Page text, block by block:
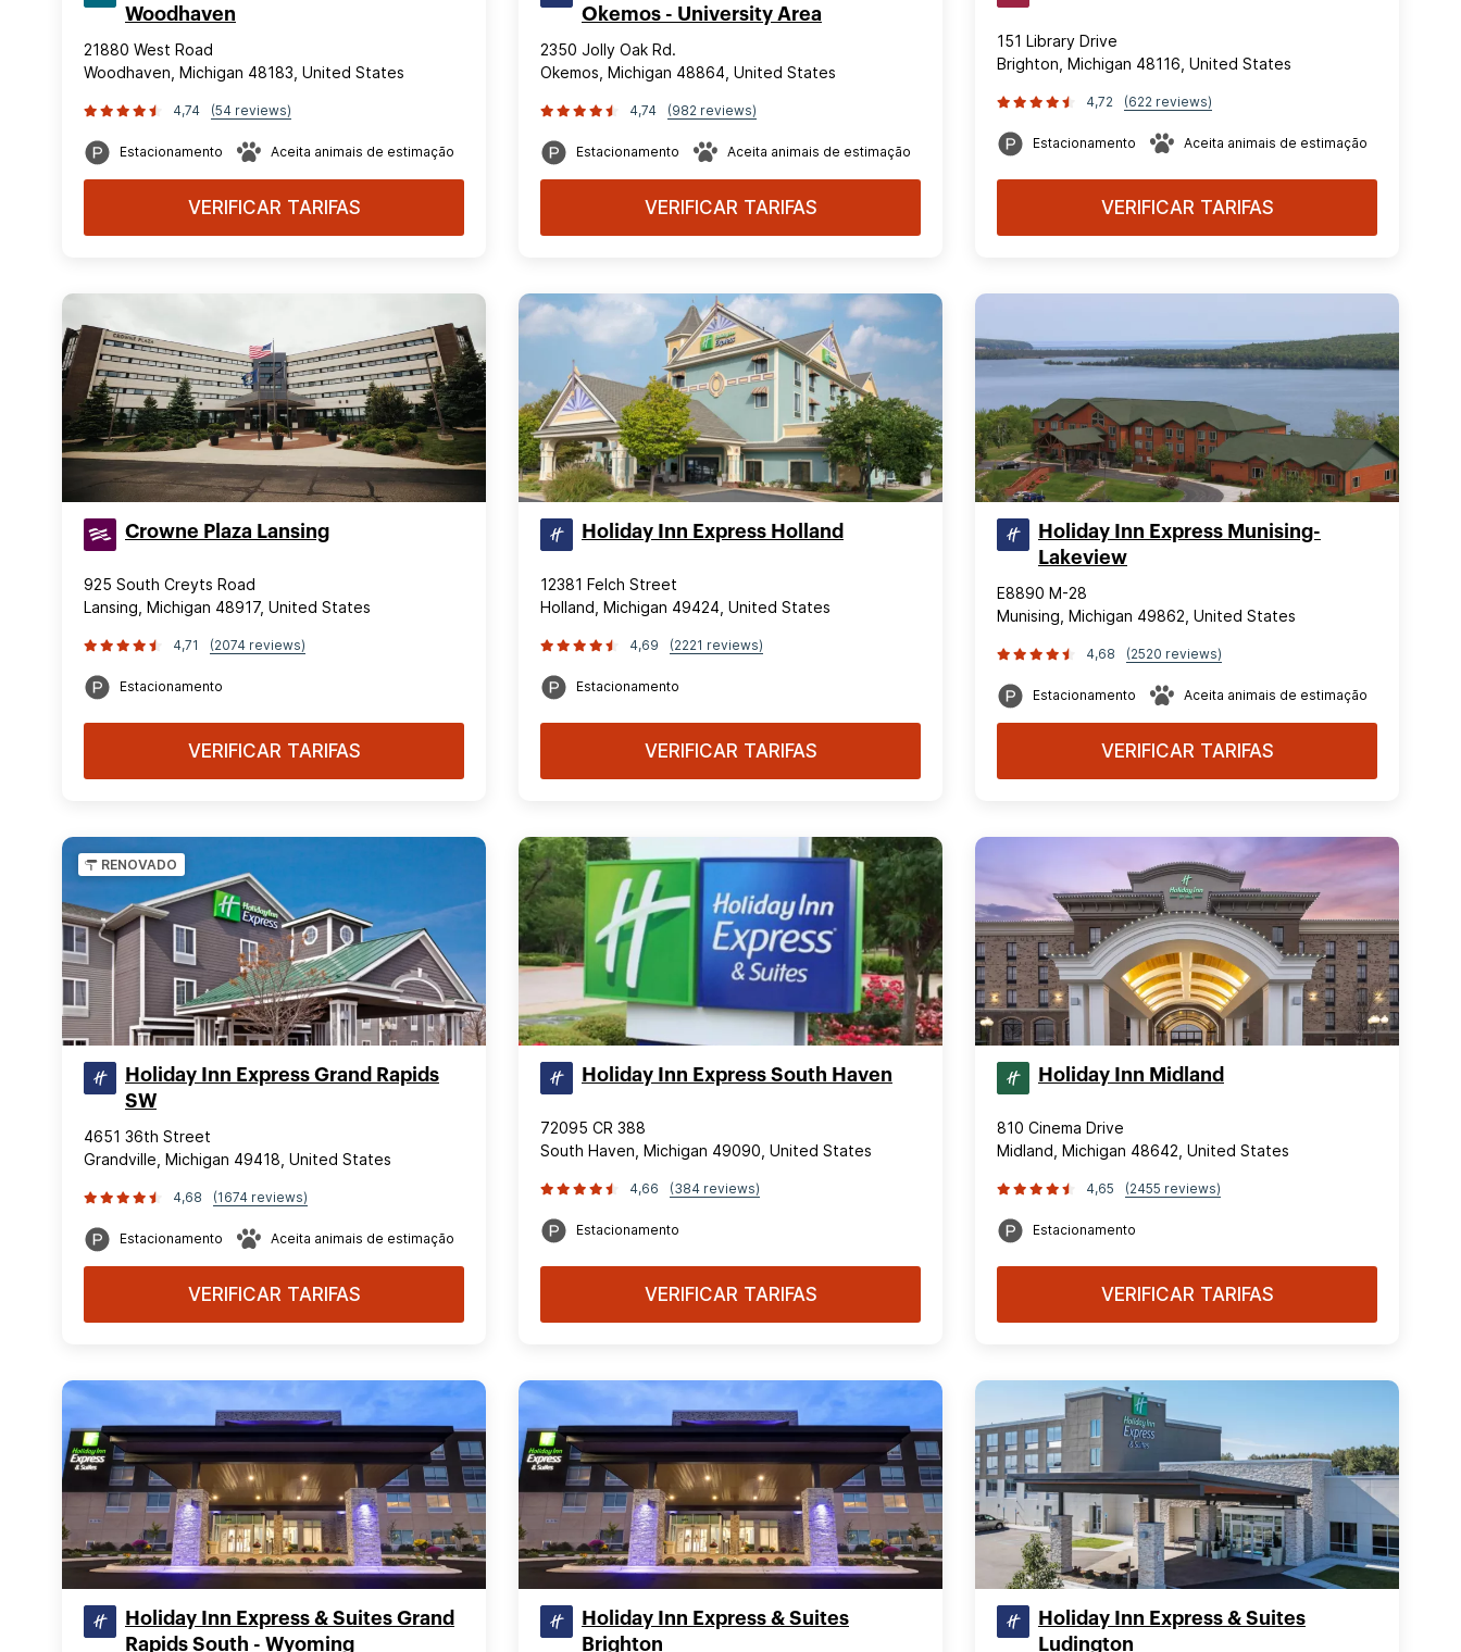
Woodhaven
21880 West Road
Woodhaven, Michigan 48183, United States
4,74 (54 reviews)
Estacionamento Aceita animais de estimação
VERIFICAR TARIFAS
Okemos - University Area
2350 Jolly Oak Rd.
Okemos, Michigan 48864, United States
4,74 (982 reviews)
Estacionamento Aceita animais de estimação
VERIFICAR TARIFAS
151 Library Drive
Brighton, Michigan 48116, United States
4,72 (622 reviews)
Estacionamento Aceita animais de estimação
VERIFICAR TARIFAS
Crowne Plaza Lansing
925 South Creyts Road
Lansing, Michigan 48917, United States
4,71 (2074 reviews)
Estacionamento
VERIFICAR TARIFAS
Holiday Inn Express Holland
12381 Felch Street
Holland, Michigan 49424, United States
4,69 (2221 reviews)
Estacionamento
VERIFICAR TARIFAS
Holiday Inn Express Munising-
Lakeview
E8890 M-28
Munising, Michigan 49862, United States
4,68 (2520 reviews)
Estacionamento Aceita animais de estimação
VERIFICAR TARIFAS
RENOVADO
Holiday Inn Express Grand Rapids
SW
4651 36th Street
Grandville, Michigan 49418, United States
4,68 (1674 reviews)
Estacionamento Aceita animais de estimação
VERIFICAR TARIFAS
Holiday Inn Express South Haven
72095 CR 388
South Haven, Michigan 49090, United States
4,66 (384 reviews)
Estacionamento
VERIFICAR TARIFAS
Holiday Inn Midland
810 Cinema Drive
Midland, Michigan 48642, United States
4,65 (2455 reviews)
Estacionamento
VERIFICAR TARIFAS
Holiday Inn Express & Suites Grand
Rapids South - Wyoming
Holiday Inn Express & Suites
Brighton
Holiday Inn Express & Suites
Ludington